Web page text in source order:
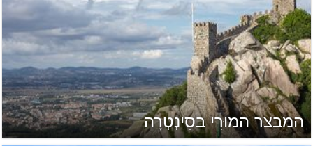
המבצר המוּרִי בסִינְטְרָה